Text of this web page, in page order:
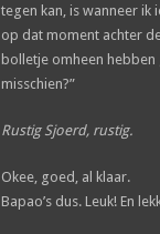
tegen kan, is wanneer ik
op dat moment achter
bolletje omheen hebben
misschien?”
Rustig Sjoerd, rustig.
Okee, goed, al klaar.
Bapao’s dus. Leuk! En